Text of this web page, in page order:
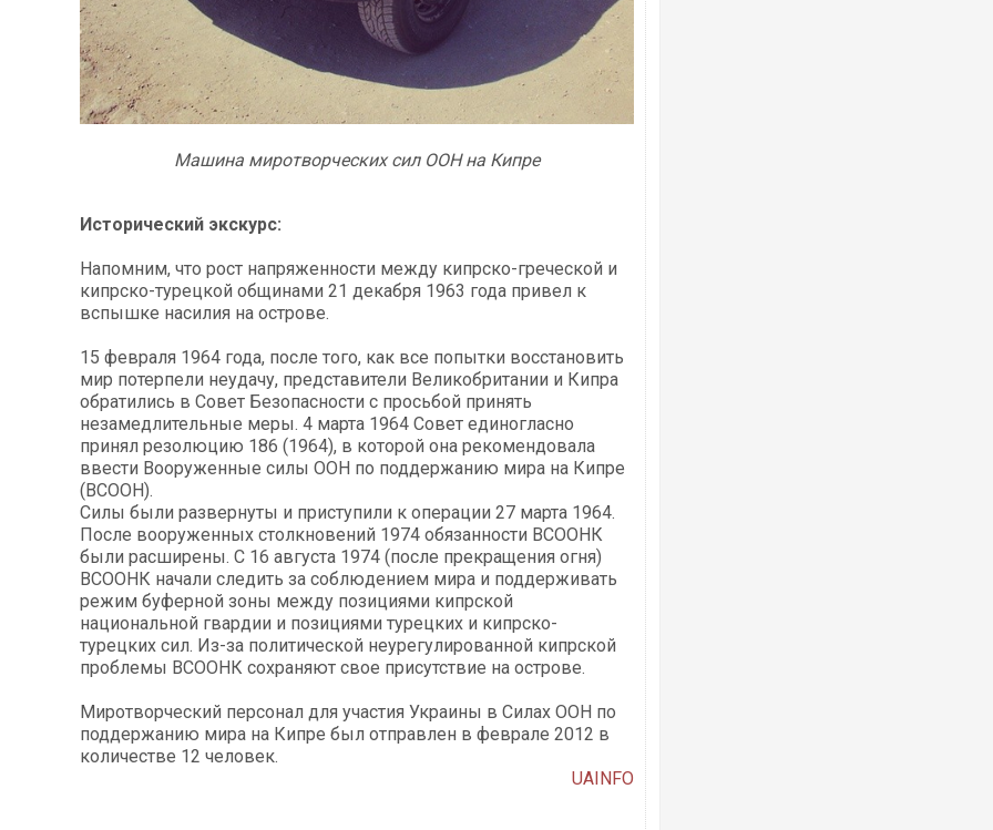
Машина миротворческих сил ООН на Кипре
Исторический экскурс:
Напомним, что рост напряженности между кипрско-греческой и
кипрско-турецкой общинами 21 декабря 1963 года привел к
вспышке насилия на острове.
15 февраля 1964 года, после того, как все попытки восстановить
мир потерпели неудачу, представители Великобритании и Кипра
обратились в Совет Безопасности с просьбой принять
незамедлительные меры. 4 марта 1964 Совет единогласно
принял резолюцию 186 (1964), в которой она рекомендовала
ввести Вооруженные силы ООН по поддержанию мира на Кипре
(ВСООН).
Силы были развернуты и приступили к операции 27 марта 1964.
После вооруженных столкновений 1974 обязанности ВСООНК
были расширены. С 16 августа 1974 (после прекращения огня)
ВСООНК начали следить за соблюдением мира и поддерживать
режим буферной зоны между позициями кипрской
национальной гвардии и позициями турецких и кипрско-
турецких сил. Из-за политической неурегулированной кипрской
проблемы ВСООНК сохраняют свое присутствие на острове.
Миротворческий персонал для участия Украины в Силах ООН по
поддержанию мира на Кипре был отправлен в феврале 2012 в
количестве 12 человек.
UAINFO